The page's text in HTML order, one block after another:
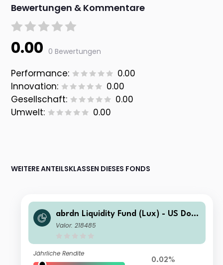
Bewertungen & Kommentare
0.00 0 Bewertungen
Performance:
0.00
Innovation:
0.00
Gesellschaft:
0.00
Umwelt:
0.00
WEITERE ANTEILSKLASSEN DIESES FONDS
abrdn Liquidity Fund (Lux) - US Dolla
r Fund A-2 Acc USD
Valor: 218485
Jährliche Rendite
0.02%